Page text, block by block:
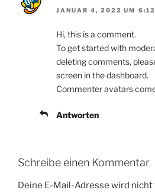
JANUAR 4, 2022 UM 6:12
Hi, this is a comment.
To get started with
deleting comments,
screen in the dashboard.
Commenter avatars
Antworten
Schreibe einen Kommentar
Deine E-Mail-Adresse wird